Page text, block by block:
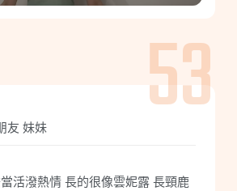
53
友 妹妹
活潑熱情 長的很像雲妮露 長頸鹿